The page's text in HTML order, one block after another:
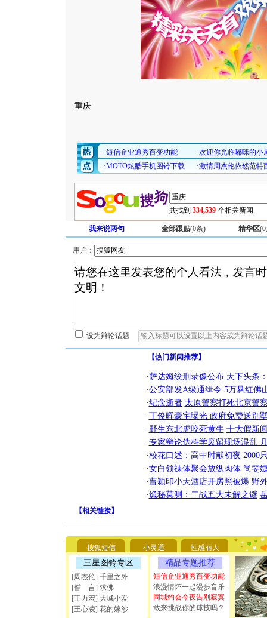
重庆
共找到 334,539 个相关新闻.
我来说两句 全部跟贴(0条) 精华区(0
用户：
设为辩论话题
【热门新闻推荐】
·萨达姆绞刑录像公布 天下头条
·公安部发A级通缉令 5万悬红佛
·纪念逝者 太原警察打死北京警
·丁俊晖豪宅曝光 政府免费送别
·野生东北虎咬死黄牛 十大假新
·专家辩论伪科学废留现场混乱
·校花口述：高中时献初夜 2000
·女白领祼体聚会放纵肉体 尚雯
·曹颖印小天酒店开房照被爆 野
·诡秘莫测：二战五大未解之谜
【相关链接】
搜狐短信 小灵通 性感丽人
三星图铃专区
[周杰伦] 千里之外
[誓 言] 求佛
[王力宏] 大城小爱
[王心凌] 花的嫁纱
精品专题推荐
短信企业通秀百变功能
浪漫情怀一起漫步音乐
同城约会今夜告别寂寞
敢来挑战你的球技吗？
[圣诞节]
[圣诞节]
能正大光
天都要快
[圣诞节]
如意,快
[元旦]看
断电。爱
你是我专
[元旦]如